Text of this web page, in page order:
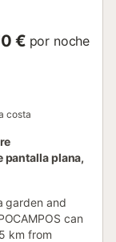
€ por noche
costa
pantalla plana,
garden and
can
km from